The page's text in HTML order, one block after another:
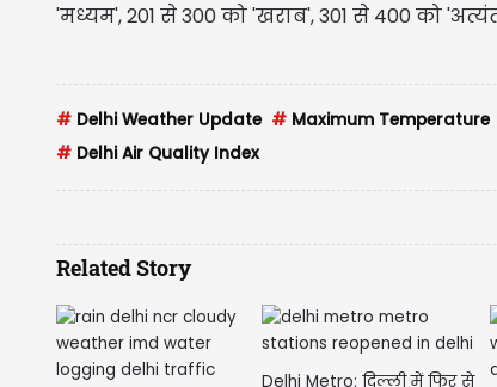
'मध्यम', 201 से 300 को 'खराब', 301 से 400 को
# Delhi Weather Update # Maximum Temperature
# Delhi Air Quality Index
Related Story
Delhi Metro: दिल्ली में फिर से